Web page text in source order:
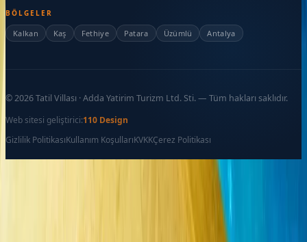
BÖLGELER
Kalkan Kaş Fethiye Patara Üzümlü Antalya
©2026Tatil Villası · Adda Yatirim Turizm Ltd. Sti. — Tüm hakları saklıdır.
Web sitesi geliştirici:110 Design
Gizlilik PolitikasıKullanım KoşullarıKVKKÇerez Politikası